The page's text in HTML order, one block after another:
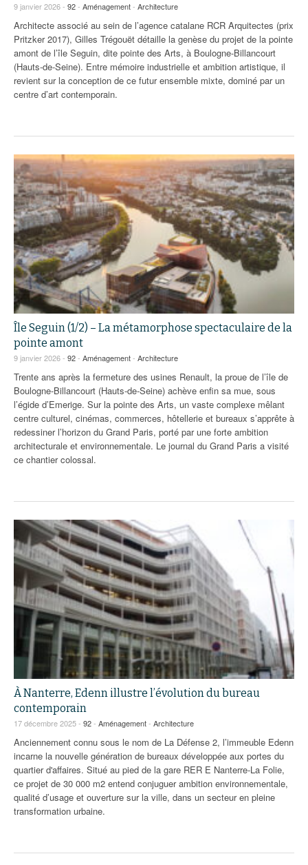
9 janvier 2026 - 92- Aménagement- Architecture
Architecte associé au sein de l’agence catalane RCR Arquitectes (prix
Pritzker 2017), Gilles Trégouët détaille la genèse du projet de la pointe
amont de l’île Seguin, dite pointe des Arts, à Boulogne-Billancourt
(Hauts-de-Seine). Entre mémoire industrielle et ambition artistique, il
revient sur la conception de ce futur ensemble mixte, dominé par un
centre d’art contemporain.
Île Seguin (1/2) – La métamorphose spectaculaire de la
pointe amont
9 janvier 2026 - 92- Aménagement- Architecture
Trente ans après la fermeture des usines Renault, la proue de l’île de
Boulogne-Billancourt (Hauts-de-Seine) achève enfin sa mue, sous
l’égide d’Emerige. Sur la pointe des Arts, un vaste complexe mêlant
centre culturel, cinémas, commerces, hôtellerie et bureaux s’apprête à
redessiner l’horizon du Grand Paris, porté par une forte ambition
architecturale et environnementale. Le journal du Grand Paris a visité
ce chantier colossal.
À Nanterre, Edenn illustre l’évolution du bureau
contemporain
17 décembre 2025 - 92- Aménagement- Architecture
Anciennement connu sous le nom de La Défense 2, l’immeuble Edenn
incarne la nouvelle génération de bureaux développée aux portes du
quartier d'affaires. Situé au pied de la gare RER E Nanterre-La Folie,
ce projet de 30 000 m2 entend conjuguer ambition environnementale,
qualité d’usage et ouverture sur la ville, dans un secteur en pleine
transformation urbaine.